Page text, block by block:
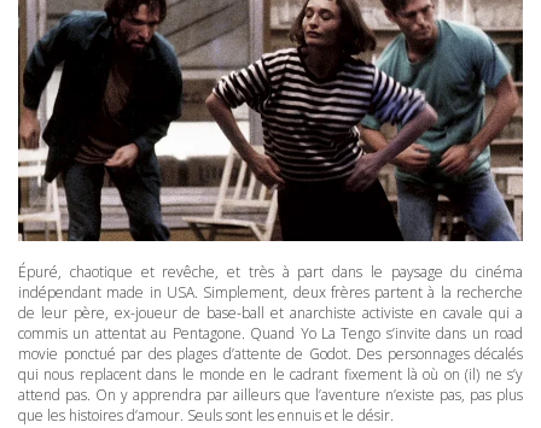
Épuré, chaotique et revêche, et très à part dans le paysage du cinéma
indépendant made in USA. Simplement, deux frères partent à la recherche
de leur père, ex-joueur de base-ball et anarchiste activiste en cavale qui a
commis un attentat au Pentagone. Quand Yo La Tengo s’invite dans un road
movie ponctué par des plages d’attente de Godot. Des personnages décalés
qui nous replacent dans le monde en le cadrant fixement là où on (il) ne s’y
attend pas. On y apprendra par ailleurs que l’aventure n’existe pas, pas plus
que les histoires d’amour. Seuls sont les ennuis et le désir.